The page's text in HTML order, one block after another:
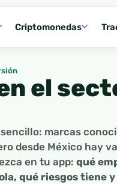
Criptomonedas
el
marcas
desde México hay
en tu app: qué
qué riesgos tiene